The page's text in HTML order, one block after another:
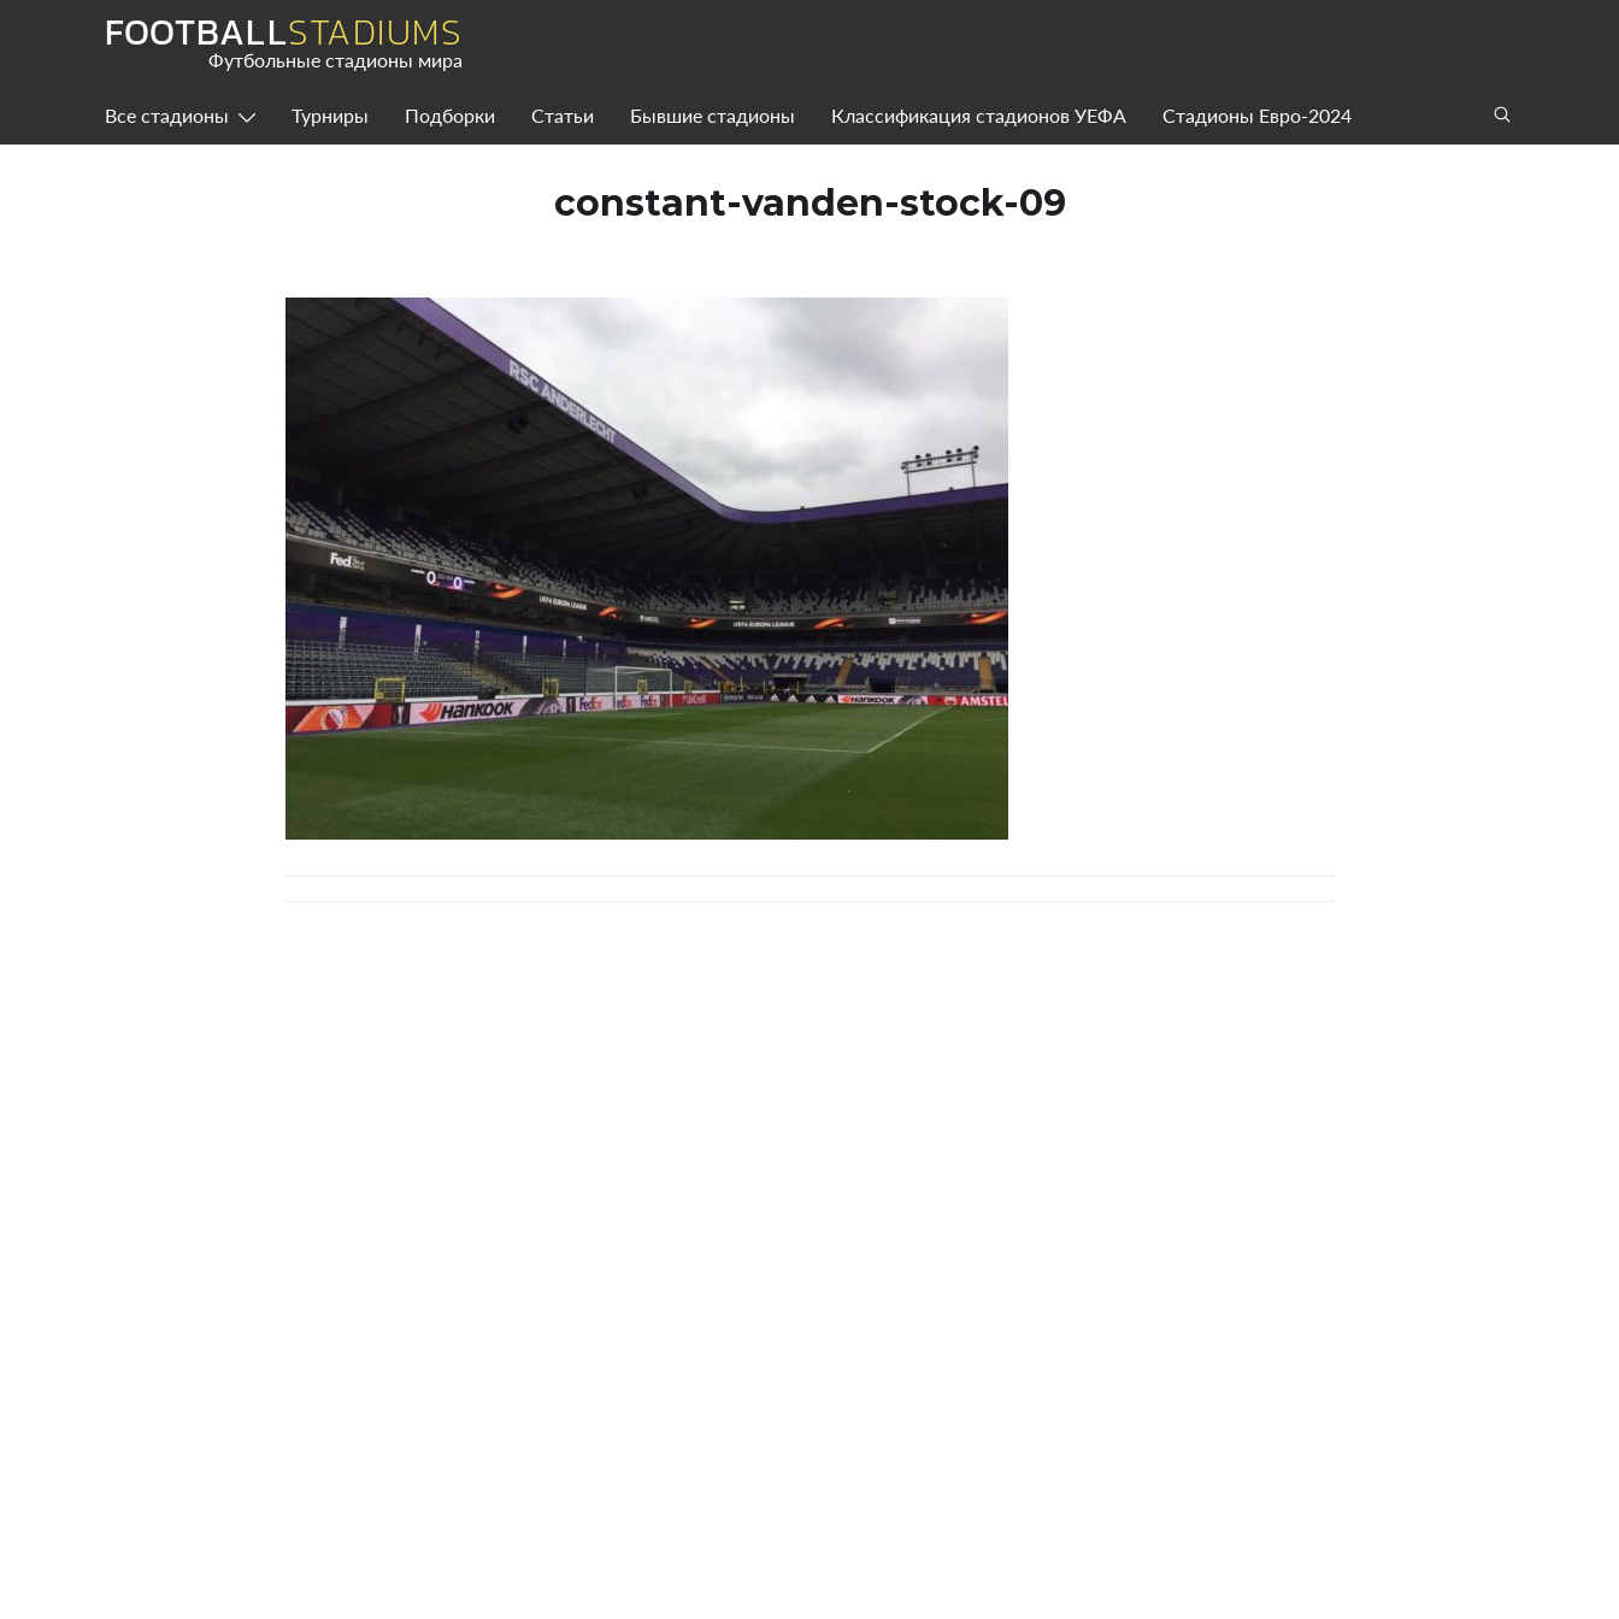
FOOTBALLSTADIUMS
Футбольные стадионы мира
Все стадионы Турниры Подборки Статьи Бывшие стадионы Классификация стадионов УЕФА Стадионы Евро-2024
constant-vanden-stock-09